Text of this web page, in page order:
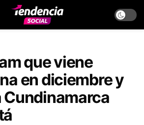
que viene
en diciembre y
Cundinamarca